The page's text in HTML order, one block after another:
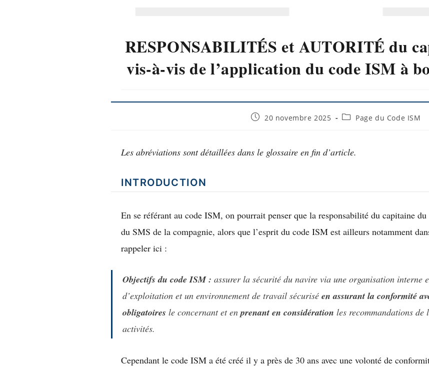
RESPONSABILITÉS et AUTORITÉ du
vis-à-vis de l’application du code ISM à
20 novembre 2025 Page du Code ISM
Les abréviations sont détaillées dans le glossaire en fin d’article.
INTRODUCTION
En se référant au code ISM, on pourrait penser que la responsabilité du capitaine
du SMS de la compagnie, alors que l’esprit du code ISM est ailleurs notamment
rappeler ici :
Objectifs du code ISM : assurer la sécurité du navire via une organisation interne
d’exploitation et un environnement de travail sécurisé en assurant la conformité
obligatoires le concernant et enprenant en considération les recommandations de
activités.
Cependant le code ISM a été créé il y a près de 30 ans avec une volonté de